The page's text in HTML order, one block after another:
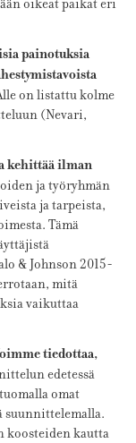
oikeat paikat eri
painotuksia
on listattu kolme
(Nevari,
kehittää ilman
ja työryhmän
ja tarpeista,
Tämä
& Johnson 2015-
mitä
vaikuttaa
tiedottaa,
edetessä
omat
suunnittelemalla.
koosteiden kautta